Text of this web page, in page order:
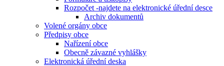
Rozpočet -najdete na elektronické úřední desce
Archiv dokumentů
Volené orgány obce
Předpisy obce
Nařízení obce
Obecně závazné vyhlášky
Elektronická úřední deska